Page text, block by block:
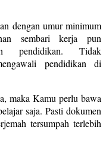
dengan umur minimum
sembari kerja pun
pendidikan. Tidak
pendidikan di
maka Kamu perlu bawa
saja. Pasti dokumen
tersumpah terlebih